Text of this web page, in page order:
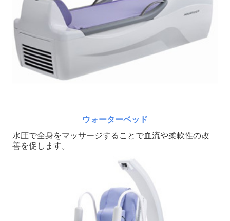
ウォーターベッド
水圧で全身をマッサージすることで血流や柔軟性の改
善を促します。